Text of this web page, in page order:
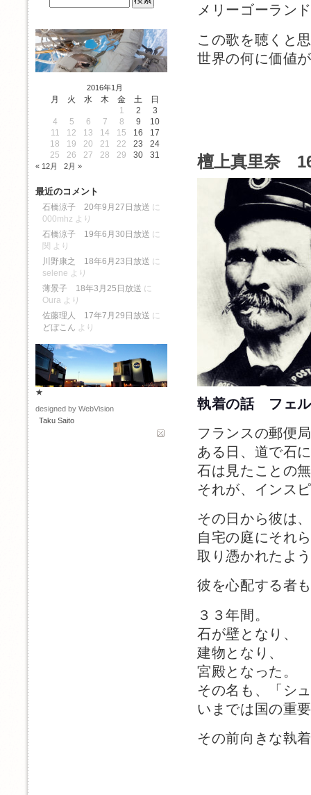
メリーゴーラン
この歌を聴くと
世界の何に価値
檀上真里奈
執着の話 フェ
フランスの郵便
ある日、道で石
石は見たことの
それが、インス
その日から彼は
自宅の庭にそれ
取り憑かれたよ
彼を心配する者
３３年間。
石が壁となり、
建物となり、
宮殿となった。
その名も、「シ
いまでは国の重
その前向きな執
2016年1月
月 火 水 木 金 土
日
1
2
3
4
5 6 7 8 9
10
11
12 13 14 15 16
17
18
19 20 21 22 23
24
25
26 27 28 29 30 31
« 12月 2月 »
最近のコメント
石橋涼子 20年9月27日放送 に
000mhz より
石橋涼子 19年6月30日放送 に
関 より
川野康之 18年6月23日放送 に
selene より
薄景子 18年3月25日放送 に
Oura より
佐藤理人 17年7月29日放送 に
どぼこん より
★
designed by WebVision
Taku Saito